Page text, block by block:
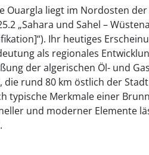
Ouargla liegt im Nordosten
„Sahara und Sahel –
Ihr heutiges
als regionales
der algerischen Öl- und
die rund 80 km östlich der
typische Merkmale einer
und moderner Elemente